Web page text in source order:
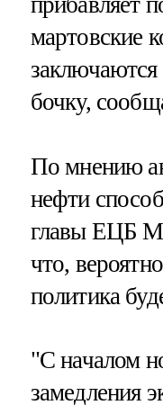
мартовские
заключаются
бочку,
По мнению
нефти
главы ЕЦБ
что,
политика
"С началом
замедления